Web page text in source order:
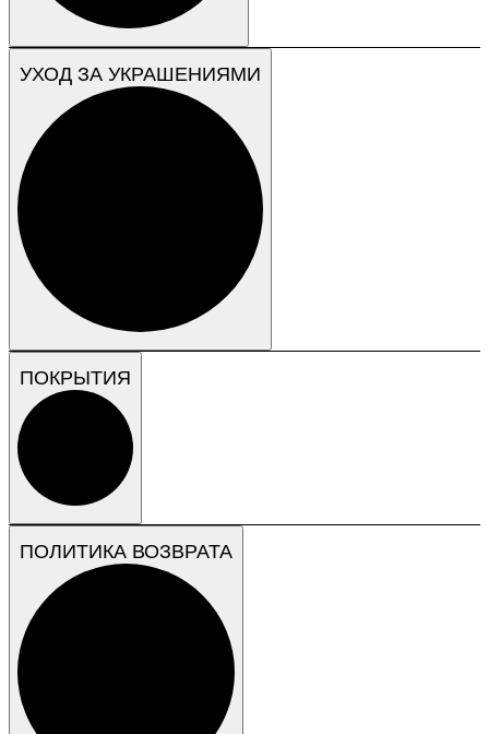
УХОД ЗА УКРАШЕНИЯМИ
ПОКРЫТИЯ
ПОЛИТИКА ВОЗВРАТА